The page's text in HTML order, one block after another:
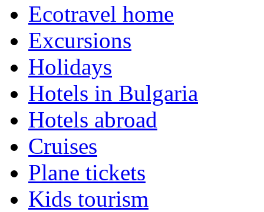
Ecotravel home
Excursions
Holidays
Hotels in Bulgaria
Hotels abroad
Cruises
Plane tickets
Kids tourism